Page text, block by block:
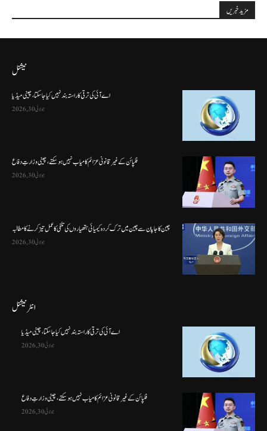
مزید خبریں
نیشنل
اے آئی کی ترقی کا راستہ بند نہیں کیا جا سکتا، چینی میڈیا
جولائی 30, 2026
فلپائن کے غیر قانونی عزائم کامیاب نہیں ہو سکتے ، چینی وزارتِ دفاع
جولائی 30, 2026
چین کا جاپان سے چین میں ترک کردہ کیمیائی ہتھیاروں کی تلفی کا عمل تیز کرنے کا مطالبہ
جولائی 30, 2026
انٹرنیشنل
اے آئی کی ترقی کا راستہ بند نہیں کیا جا سکتا، چینی میڈیا
جولائی 30, 2026
فلپائن کے غیر قانونی عزائم کامیاب نہیں ہو سکتے ، چینی وزارتِ دفاع
جولائی 30, 2026